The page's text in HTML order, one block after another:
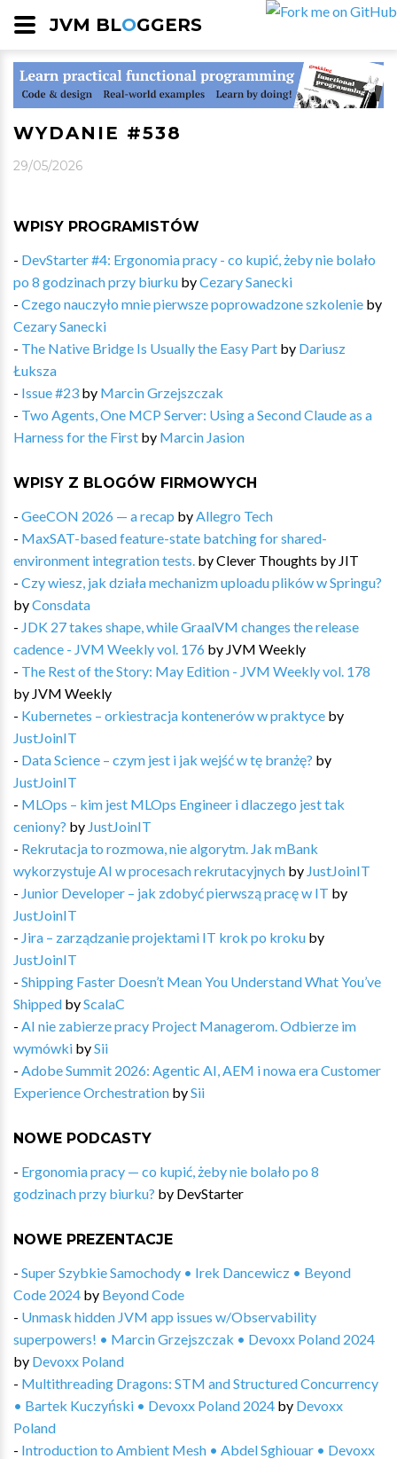
JVM BLOGGERS
WYDANIE #538
29/05/2026
WPISY PROGRAMISTÓW
- DevStarter #4: Ergonomia pracy - co kupić, żeby nie bolało
po 8 godzinach przy biurku byCezary Sanecki
- Czego nauczyło mnie pierwsze poprowadzone szkolenie by
Cezary Sanecki
- The Native Bridge Is Usually the Easy Part by Dariusz
Łuksza
- Issue #23 by Marcin Grzejszczak
- Two Agents, One MCP Server: Using a Second Claude as a
Harness for the First by Marcin Jasion
WPISY Z BLOGÓW FIRMOWYCH
- GeeCON 2026 — a recap by Allegro Tech
- MaxSAT-based feature-state batching for shared-
environment integration tests. byClever Thoughts by JIT
- Czy wiesz, jak działa mechanizm uploadu plików w Springu?
byConsdata
- JDK 27 takes shape, while GraalVM changes the release
cadence - JVM Weekly vol. 176 by JVM Weekly
- The Rest of the Story: May Edition - JVM Weekly vol. 178
by JVM Weekly
- Kubernetes – orkiestracja kontenerów w praktyce by
JustJoinIT
- Data Science – czym jest i jak wejść w tę branżę? by
JustJoinIT
- MLOps – kim jest MLOps Engineer i dlaczego jest tak
ceniony? by JustJoinIT
- Rekrutacja to rozmowa, nie algorytm. Jak mBank
wykorzystuje AI w procesach rekrutacyjnych by JustJoinIT
- Junior Developer – jak zdobyć pierwszą pracę w IT by
JustJoinIT
- Jira – zarządzanie projektami IT krok po kroku by
JustJoinIT
- Shipping Faster Doesn’t Mean You Understand What You’ve
Shipped byScalaC
- AI nie zabierze pracy Project Managerom. Odbierze im
wymówki bySii
- Adobe Summit 2026: Agentic AI, AEM i nowa era Customer
Experience Orchestration bySii
NOWE PODCASTY
- Ergonomia pracy — co kupić, żeby nie bolało po 8
godzinach przy biurku? by DevStarter
NOWE PREZENTACJE
- Super Szybkie Samochody • Irek Dancewicz • Beyond
Code 2024 by Beyond Code
- Unmask hidden JVM app issues w/Observability
superpowers! • Marcin Grzejszczak • Devoxx Poland 2024
by Devoxx Poland
- Multithreading Dragons: STM and Structured Concurrency
• Bartek Kuczyński • Devoxx Poland 2024 by Devoxx
Poland
- Introduction to Ambient Mesh • Abdel Sghiouar • Devoxx